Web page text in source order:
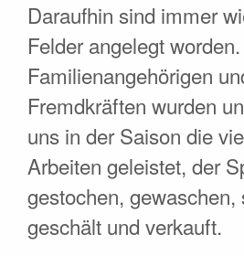
Daraufhin sind immer
Felder angelegt
Familienangehörigen
Fremdkräften wurden
uns in der Saison die
Arbeiten geleistet, der
gestochen, gewaschen,
geschält und verkauft.